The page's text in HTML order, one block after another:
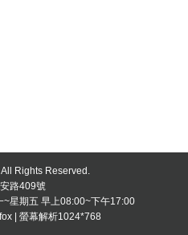
Rights Reserved.
路409號
星期五 早上08:00~下午17:00
| 螢幕解析1024*768